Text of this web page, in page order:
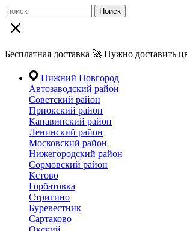
Поиск
Бесплатная доставка 🚀 Нужно
Нижний Новгород
Автозаводский район
Советский район
Приокский район
Канавинский район
Ленинский район
Московский район
Нижегородский район
Сормовский район
Кстово
Горбатовка
Стригино
Буревестник
Сартаково